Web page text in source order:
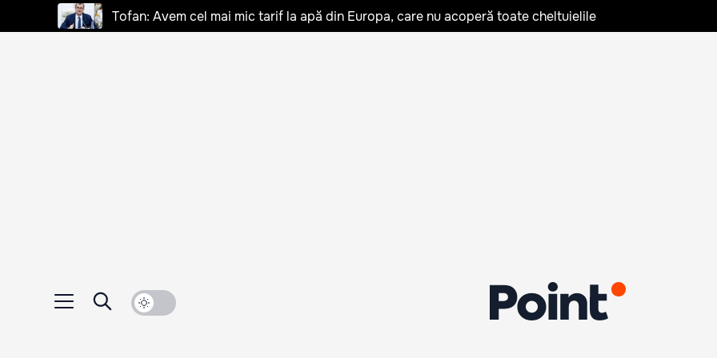
Tofan: Avem cel mai mic tarif la apă din Europa, care nu acoperă toate cheltuielile